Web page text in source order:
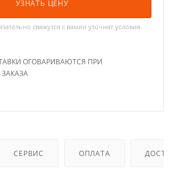
УЗНАТЬ ЦЕНУ
свяжутся с вамии уточнят условия
ОГОВАРИВАЮТСЯ ПРИ
СЕРВИС ОПЛАТА